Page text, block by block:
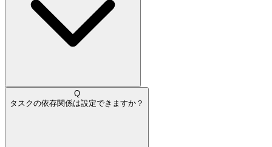
Q
タスクの依存関係は設定できますか？